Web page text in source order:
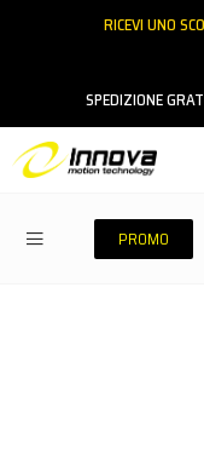
RICEVI UNO
SPEDIZIONE
PROMO